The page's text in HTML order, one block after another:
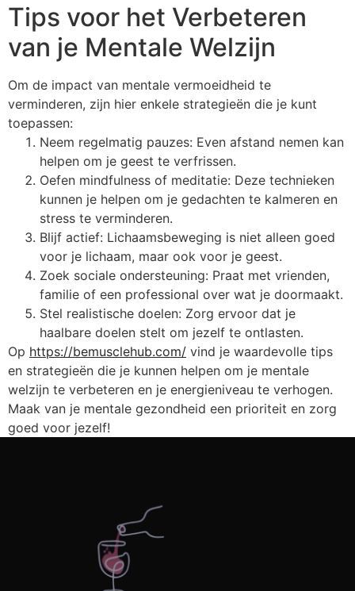
Tips voor het Verbeteren
van je Mentale Welzijn
Om de impact van mentale vermoeidheid te
verminderen, zijn hier enkele strategieën die je kunt
toepassen:
Neem regelmatig pauzes: Even afstand nemen kan
helpen om je geest te verfrissen.
Oefen mindfulness of meditatie: Deze technieken
kunnen je helpen om je gedachten te kalmeren en
stress te verminderen.
Blijf actief: Lichaamsbeweging is niet alleen goed
voor je lichaam, maar ook voor je geest.
Zoek sociale ondersteuning: Praat met vrienden,
familie of een professional over wat je doormaakt.
Stel realistische doelen: Zorg ervoor dat je
haalbare doelen stelt om jezelf te ontlasten.
Op https://bemusclehub.com/ vind je waardevolle tips
en strategieën die je kunnen helpen om je mentale
welzijn te verbeteren en je energieniveau te verhogen.
Maak van je mentale gezondheid een prioriteit en zorg
goed voor jezelf!